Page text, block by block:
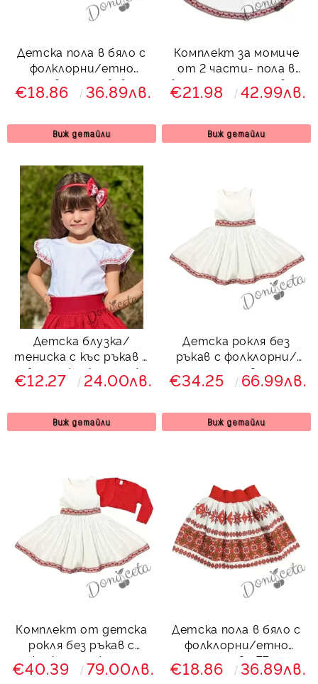
Детска пола в бяло с
фолклорни/етно
мотиви с ромбове с
тюл отдолу
€18.86 36.89лв.
Виж детайли
Комплект за момиче
от 2 части- пола в
бяло с етно мотиви и
блуза с къдрици
€21.98 42.99лв.
Виж детайли
Детска блузка/
тениска с къс ръкав в
бяло с фолклорни/
етно мотиви
€12.27 24.00лв.
Виж детайли
Детска рокля без
ръкав с фолклорни/
етно мотиви тип
народна носия в бяло
€34.25 66.99лв.
Виж детайли
Комплект от детска
рокля без ръкав с
фолклорни/етно
мотиви и болеро в
€40.39 79.00лв.
Детска пола в бяло с
фолклорни/етно
мотиви 77
€18.86 36.89лв.